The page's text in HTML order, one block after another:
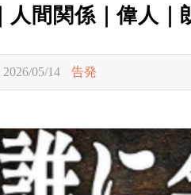
｜人間関係｜偉人｜
2026/05/14 告発